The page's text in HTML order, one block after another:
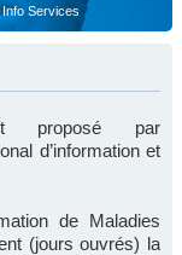
Services
proposé par
d’information et
de Maladies
(jours ouvrés) la